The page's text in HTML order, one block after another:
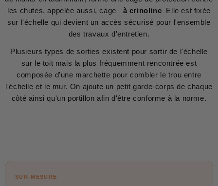
les chutes, appelée aussi, cage à crinoline Elle est fixée
sur l'échelle qui devient un accès sécurisé pour l'ensemble
des travaux d'entretien.
Plusieurs types de sorties existent pour sortir de l'échelle
sur le toit mais la plus fréquemment rencontrée est
composée d'une marchette pour combler le trou entre
l'échelle et le mur. On ajoute un petit garde-corps de chaque
côté ainsi qu'un portillon afin d'être conforme à la norme.
SUR-MESURE